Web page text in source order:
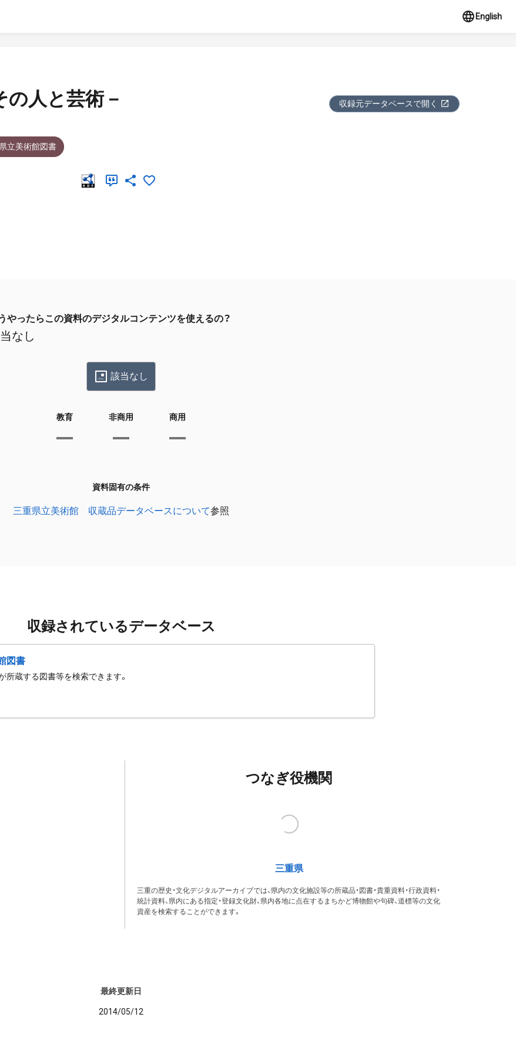
English
人と芸術－ 収録元データベースで開く
立美術館図書
やったらこの資料のデジタルコンテンツを使えるの？
なし
該当なし
教育 非商用 商用
資料固有の条件
三重県立美術館 収蔵品データベースについて参照
収録されているデータベース
図書
所蔵する図書等を検索できます。
つなぎ役機関
三重県
三重の歴史・文化デジタルアーカイブでは、県内の文化施設等の所蔵品・図書・貴重資料・行政資料・
統計資料、県内にある指定・登録文化財、県内各地に点在するまちかど博物館や句碑、道標等の文化
資産を検索することができます。
最終更新日
2014/05/12